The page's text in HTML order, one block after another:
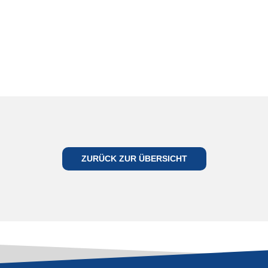
TICKETS
ZURÜCK ZUR ÜBERSICHT